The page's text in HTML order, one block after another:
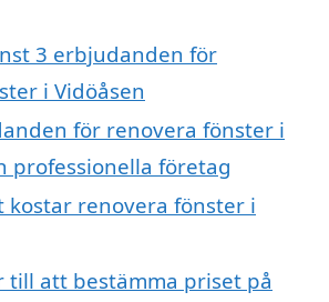
3 erbjudanden för
i Vidöåsen
för renovera fönster i
professionella företag
kostar renovera fönster i
till att bestämma priset på